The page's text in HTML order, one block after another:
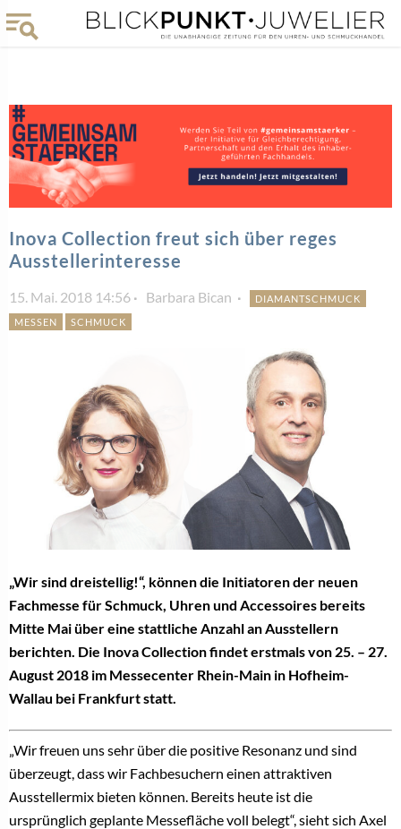
Inova Collection freut sich über reges
Ausstellerinteresse
15. Mai. 2018 14:56 Barbara Bican
DIAMANTSCHMUCK
MESSEN
SCHMUCK
„Wir sind dreistellig!“, können die Initiatoren der neuen
Fachmesse für Schmuck, Uhren und Accessoires bereits
Mitte Mai über eine stattliche Anzahl an Ausstellern
berichten. Die Inova Collection findet erstmals von 25. – 27.
August 2018 im Messecenter Rhein-Main in Hofheim-
Wallau bei Frankfurt statt.
„Wir freuen uns sehr über die positive Resonanz und sind
überzeugt, dass wir Fachbesuchern einen attraktiven
Ausstellermix bieten können. Bereits heute ist die
ursprünglich geplante Messefläche voll belegt“, sieht sich Axel